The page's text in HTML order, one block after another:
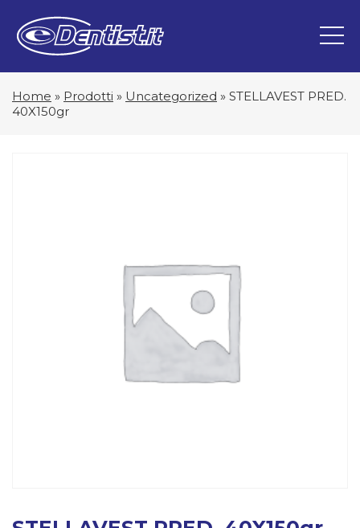
Home » Prodotti » Uncategorized » STELLAVEST PRED.
40X150gr